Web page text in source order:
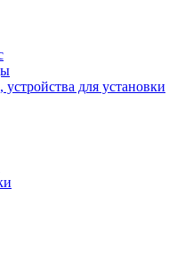
для установки